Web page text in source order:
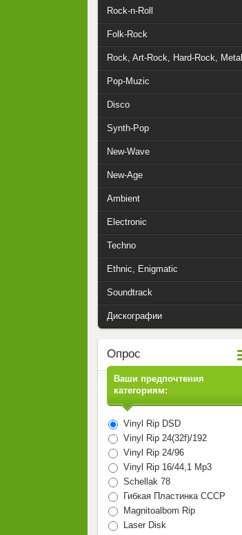
Rock-n-Roll
Folk-Rock
Rock, Art-Rock, Hard-Rock, Metal
Pop-Muzic
Disco
Synth-Pop
New-Wave
New-Age
Ambient
Electronic
Techno
Ethnic, Enigmatic
Soundtrack
Дискографии
Опрос
Ваши предпочтения
категориям:
Vinyl Rip DSD
Vinyl Rip 24(32f)/192
Vinyl Rip 24/96
Vinyl Rip 16/44,1 Mp3
Schellak 78
Гибкая Пластинка СССР
Magnitoalbom Rip
Laser Disk